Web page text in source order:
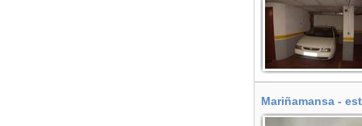
Mariñamansa -